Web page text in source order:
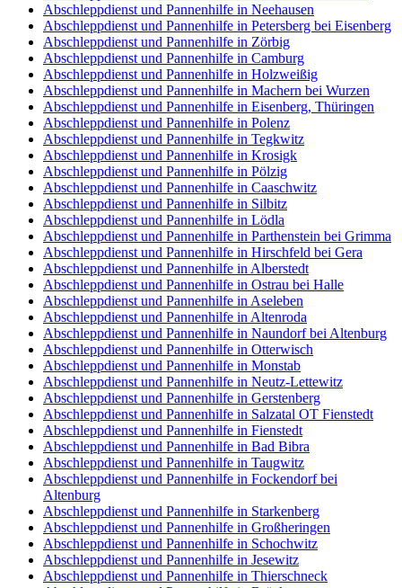
Abschleppdienst und Pannenhilfe in Neehausen
Abschleppdienst und Pannenhilfe in Petersberg bei Eisenberg
Abschleppdienst und Pannenhilfe in Zörbig
Abschleppdienst und Pannenhilfe in Camburg
Abschleppdienst und Pannenhilfe in Holzweißig
Abschleppdienst und Pannenhilfe in Machern bei Wurzen
Abschleppdienst und Pannenhilfe in Eisenberg, Thüringen
Abschleppdienst und Pannenhilfe in Polenz
Abschleppdienst und Pannenhilfe in Tegkwitz
Abschleppdienst und Pannenhilfe in Krosigk
Abschleppdienst und Pannenhilfe in Pölzig
Abschleppdienst und Pannenhilfe in Caaschwitz
Abschleppdienst und Pannenhilfe in Silbitz
Abschleppdienst und Pannenhilfe in Lödla
Abschleppdienst und Pannenhilfe in Parthenstein bei Grimma
Abschleppdienst und Pannenhilfe in Hirschfeld bei Gera
Abschleppdienst und Pannenhilfe in Alberstedt
Abschleppdienst und Pannenhilfe in Ostrau bei Halle
Abschleppdienst und Pannenhilfe in Aseleben
Abschleppdienst und Pannenhilfe in Altenroda
Abschleppdienst und Pannenhilfe in Naundorf bei Altenburg
Abschleppdienst und Pannenhilfe in Otterwisch
Abschleppdienst und Pannenhilfe in Monstab
Abschleppdienst und Pannenhilfe in Neutz-Lettewitz
Abschleppdienst und Pannenhilfe in Gerstenberg
Abschleppdienst und Pannenhilfe in Salzatal OT Fienstedt
Abschleppdienst und Pannenhilfe in Fienstedt
Abschleppdienst und Pannenhilfe in Bad Bibra
Abschleppdienst und Pannenhilfe in Taugwitz
Abschleppdienst und Pannenhilfe in Fockendorf bei
Altenburg
Abschleppdienst und Pannenhilfe in Starkenberg
Abschleppdienst und Pannenhilfe in Großheringen
Abschleppdienst und Pannenhilfe in Schochwitz
Abschleppdienst und Pannenhilfe in Jesewitz
Abschleppdienst und Pannenhilfe in Thierschneck